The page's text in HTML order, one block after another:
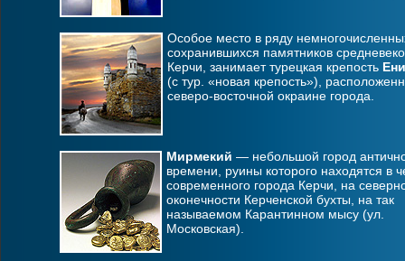
Особое место в ряду
сохранившихся памятников
Керчи, занимает турецкая крепость
(с тур. «новая крепость»),
северо-восточной окраине города.
Мирмекий — небольшой город
времени, руины которого находятся в
современного города Керчи, на
оконечности Керченской бухты, на так
называемом Карантинном мысу (ул.
Московская).